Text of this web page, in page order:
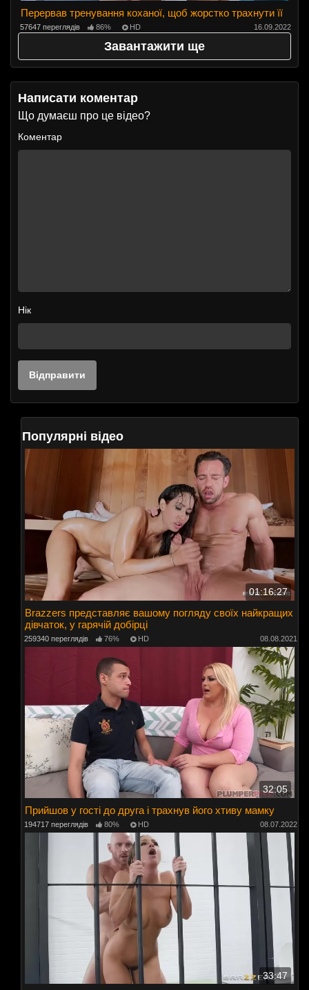
Перервав тренування коханої, щоб жорстко трахнути її
57647 переглядів 86% HD 16.09.2022
Завантажити ще
Написати коментар
Що думаєш про це відео?
Коментар
Нік
Популярні відео
01:16:27
Brazzers представляє вашому погляду своїх найкращих
дівчаток, у гарячій добірці
259340 переглядів 76% HD 08.08.2021
32:05
Прийшов у гості до друга і трахнув його хтиву мамку
194717 переглядів 80% HD 08.07.2022
33:47